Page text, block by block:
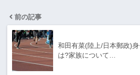
前の記事
和田有菜(陸上/日本郵政)
は?家族について…